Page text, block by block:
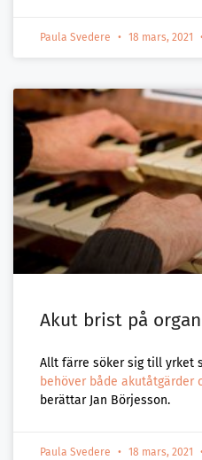
Paula Svedere 18 mars, 2021
Akut brist på
Allt färre söker sig till yrket
behöver både akutåtgärder
berättar Jan Börjesson.
Paula Svedere 18 mars, 2021